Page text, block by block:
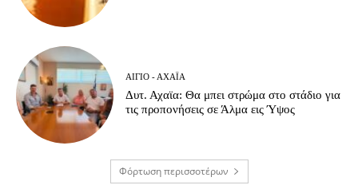
ΑΊΓΙΟ - ΑΧΑΪ́Α
Δυτ. Αχαϊα: Θα μπει στρώμα στο στάδιο για
τις προπονήσεις σε Άλμα εις Ύψος
Φόρτωση περισσοτέρων